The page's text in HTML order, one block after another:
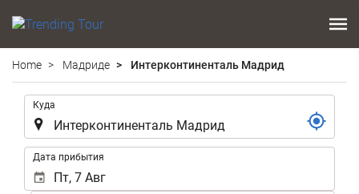
Home Мадриде Интерконтиненталь Мадрид
Куда
Дата прибытия